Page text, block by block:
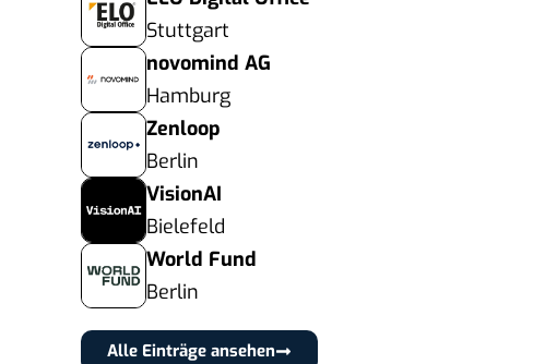
Stuttgart
novomind AG
Hamburg
Zenloop
Berlin
VisionAI
Bielefeld
World Fund
Berlin
Alle Einträge ansehen